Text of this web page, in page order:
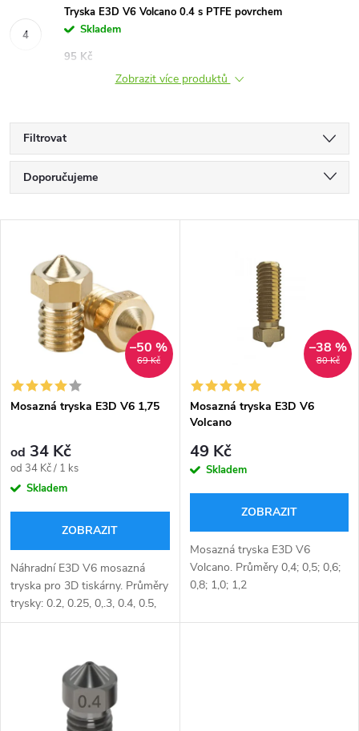
Tryska E3D V6 Volcano 0.4 s PTFE povrchem
Skladem
95 Kč
Zobrazit více produktů
Filtrovat
Ř
a
í
p
r
o
d
u
k
Doporučujeme
Nejprodávanější
Abecedně
s
p
r
o
d
u
69 Kč
–50 %
Mosazná tryska E3D V6 1,75
od 34 Kč
Měrná
cena:
od 34 Kč / 1 ks
Skladem
ZOBRAZIT
Náhradní E3D V6 mosazná
tryska pro 3D tiskárny. Průměry
trysky: 0.2, 0.25, 0,.3, 0.4, 0.5,
0.6, 0.8, 1.0 mm, průměr
80 Kč
–38 %
Mosazná tryska E3D V6
Volcano
49 Kč
Skladem
ZOBRAZIT
Mosazná tryska E3D V6
Volcano. Průměry 0,4; 0,5; 0,6;
0,8; 1,0; 1,2